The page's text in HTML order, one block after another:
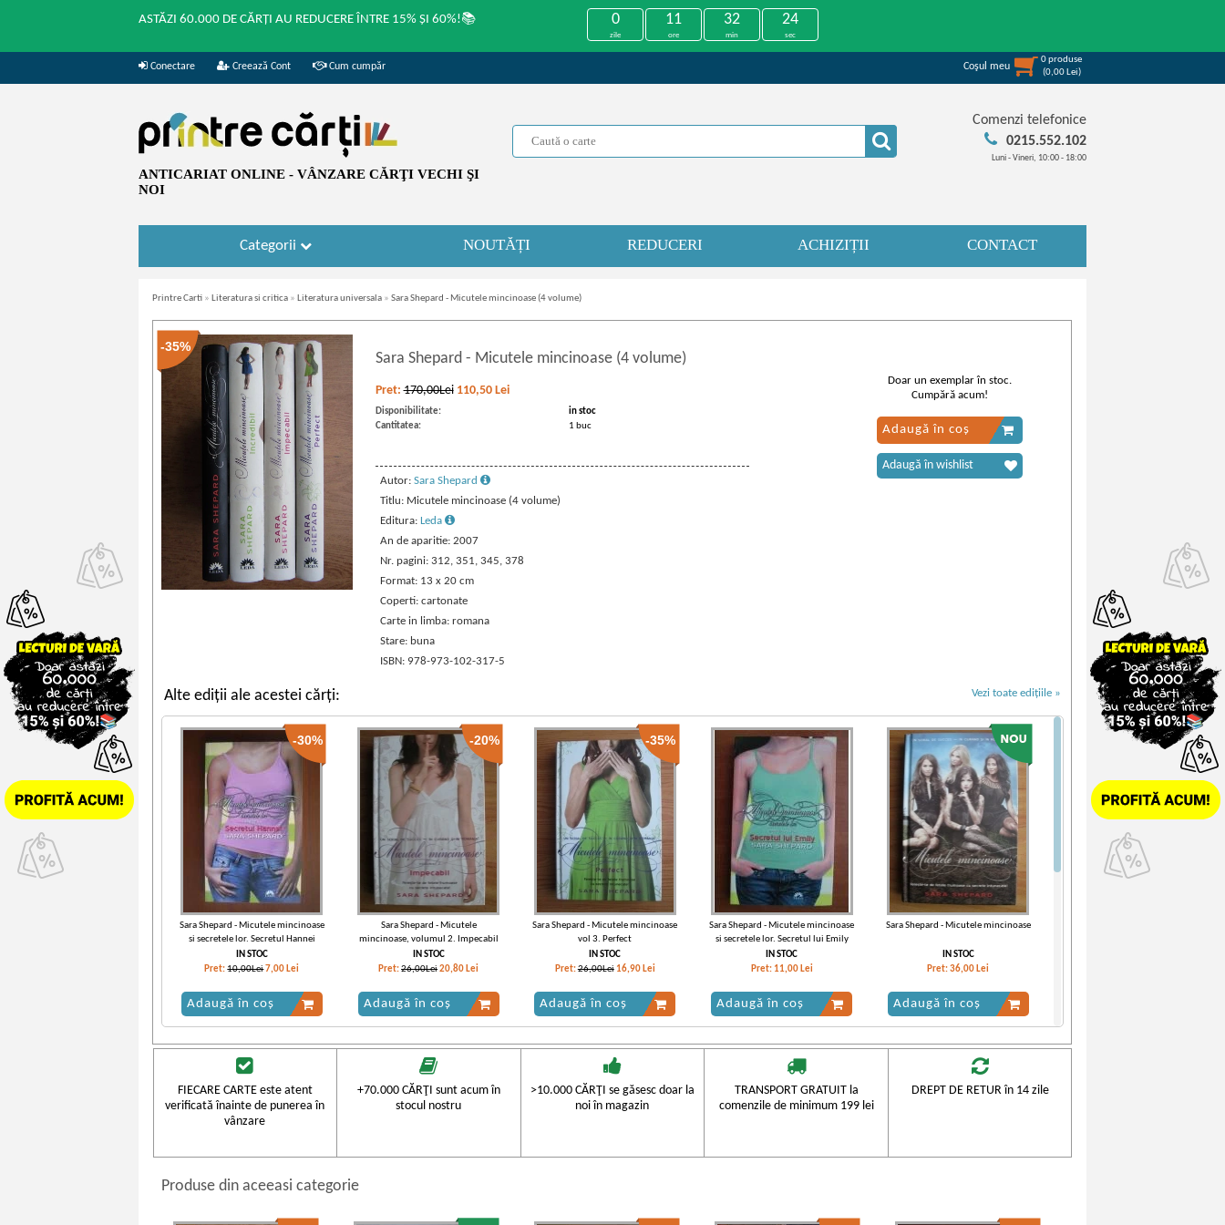
ASTĂZI 60.000 DE CĂRȚI AU REDUCERE ÎNTRE 15% ȘI 60%!📚 0
zile
11
ore
32
min
24
sec
Conectare Creează Cont Cum cumpăr Coşul meu
0produse
(0,00 Lei)
ANTICARIAT ONLINE - VÂNZARE CĂRŢI VECHI ŞI
NOI
Comenzi telefonice
0215.552.102
Luni - Vineri, 10:00 - 18:00
Categorii NOUTĂȚI REDUCERI ACHIZIȚII CONTACT
Printre Carti » Literatura si critica » Literatura universala » Sara Shepard - Micutele mincinoase (4 volume)
-35%
Sara Shepard - Micutele mincinoase (4 volume)
Pret:170,00Lei 110,50 Lei
Disponibilitate:
in stoc
Cantitatea:
1 buc
Autor: Sara Shepard
Titlu: Micutele mincinoase (4 volume)
Editura: Leda
An de aparitie: 2007
Nr. pagini: 312, 351, 345, 378
Format: 13 x 20 cm
Coperti: cartonate
Carte in limba: romana
Stare: buna
ISBN: 978-973-102-317-5
Doar un exemplar în stoc.
Cumpără acum!
Adaugă în coș
Adaugă în wishlist
Alte ediții ale acestei cărți: Vezi toate edițiile »
-30%
Sara Shepard - Micutele mincinoase
si secretele lor. Secretul Hannei
IN STOC
Pret:10,00Lei 7,00 Lei
Adaugă în coș
-20%
Sara Shepard - Micutele
mincinoase, volumul 2. Impecabil
IN STOC
Pret:26,00Lei20,80 Lei
Adaugă în coș
-35%
Sara Shepard - Micutele mincinoase
vol 3. Perfect
IN STOC
Pret:26,00Lei 16,90 Lei
Adaugă în coș
Sara Shepard - Micutele mincinoase
si secretele lor. Secretul lui Emily
IN STOC
Pret: 11,00 Lei
Adaugă în coș
Sara Shepard - Micutele mincinoase
IN STOC
Pret:36,00 Lei
Adaugă în coș
-20%
FIECARE CARTE este atent
verificată înainte de punerea în
vânzare
+70.000 CĂRŢI sunt acum în
stocul nostru
>10.000 CĂRŢI se găsesc doar la
noi în magazin
TRANSPORT GRATUIT la
comenzile de minimum 199 lei
DREPT DE RETUR în 14 zile
Produse din aceeasi categorie